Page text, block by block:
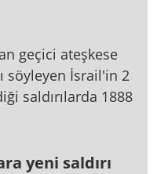
geçici ateşkese
söyleyen İsrail'in 2
saldırılarda 1888
yeni saldırı